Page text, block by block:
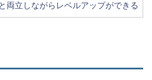
両立しながらレベルアップができる